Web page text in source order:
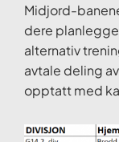
Midjord-
dere
alternativ
avtale deling
opptatt med